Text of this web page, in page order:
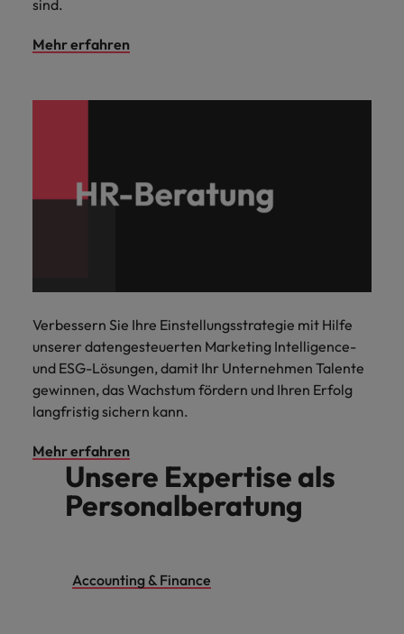
sind.
Mehr erfahren
Verbessern Sie Ihre Einstellungsstrategie mit Hilfe
unserer datengesteuerten Marketing Intelligence-
und ESG-Lösungen, damit Ihr Unternehmen Talente
gewinnen, das Wachstum fördern und Ihren Erfolg
langfristig sichern kann.
Mehr erfahren
Unsere Expertise als
Personalberatung
Accounting & Finance